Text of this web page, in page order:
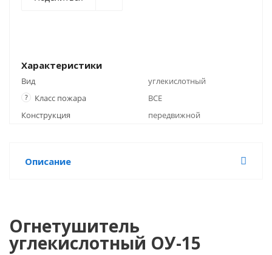
Характеристики
Вид углекислотный
? Класс пожара
ВСЕ
Конструкция
передвижной
Описание
Огнетушитель
углекислотный ОУ-15